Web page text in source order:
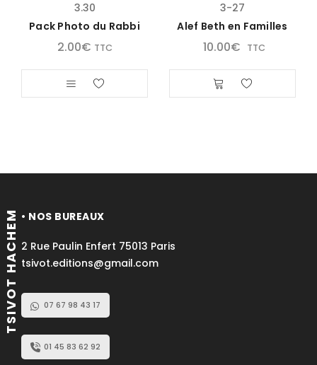
3.30
Pack Photo du Rabbi
2.00€ TTC
3-27
Alef Beth en Familles
10.00€ TTC
TSIVOT HACHEM • NOS BUREAUX
2 Rue Paulin Enfert 75013 Paris
tsivot.editions@gmail.com
07 67 98 43 17
01 45 83 62 92